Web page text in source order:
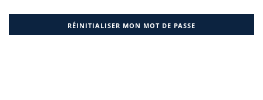
RÉINITIALISER MON MOT DE PASSE